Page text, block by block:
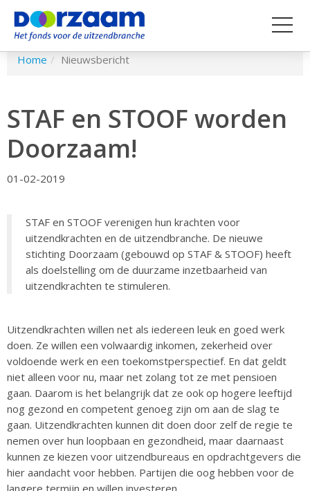
Spring
inhoud
Home Nieuwsbericht
STAF en STOOF worden
Doorzaam!
01-02-2019
STAF en STOOF verenigen hun krachten voor
uitzendkrachten en de uitzendbranche. De nieuwe
stichting Doorzaam (gebouwd op STAF & STOOF) heeft
als doelstelling om de duurzame inzetbaarheid van
uitzendkrachten te stimuleren.
Uitzendkrachten willen net als iedereen leuk en goed werk
doen. Ze willen een volwaardig inkomen, zekerheid over
voldoende werk en een toekomstperspectief. En dat geldt
niet alleen voor nu, maar net zolang tot ze met pensioen
gaan. Daarom is het belangrijk dat ze ook op hogere leeftijd
nog gezond en competent genoeg zijn om aan de slag te
gaan. Uitzendkrachten kunnen dit doen door zelf de regie te
nemen over hun loopbaan en gezondheid, maar daarnaast
kunnen ze kiezen voor uitzendbureaus en opdrachtgevers die
hier aandacht voor hebben. Partijen die oog hebben voor de
langere termijn en willen investeren.